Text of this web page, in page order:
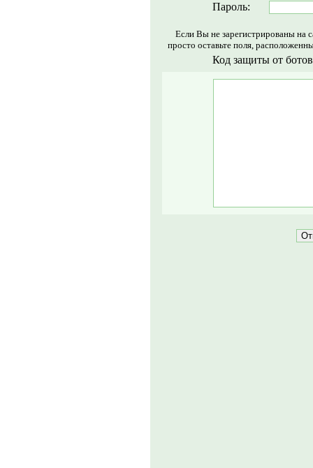
Пароль:
Если Вы не зарегистрированы на
просто оставьте поля,
Код защиты от